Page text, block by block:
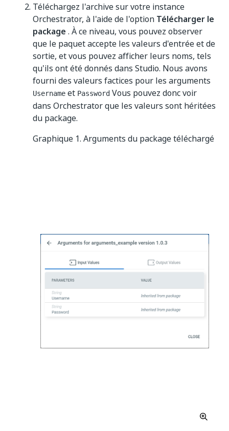
Téléchargez l'archive sur votre instance
Orchestrator, à l'aide de l'option Télécharger le
package . À ce niveau, vous pouvez observer
que le paquet accepte les valeurs d'entrée et de
sortie, et vous pouvez afficher leurs noms, tels
qu'ils ont été donnés dans Studio. Nous avons
fourni des valeurs factices pour les arguments
Username et Password Vous pouvez donc voir
dans Orchestrator que les valeurs sont héritées
du package.
Graphique 1. Arguments du package téléchargé